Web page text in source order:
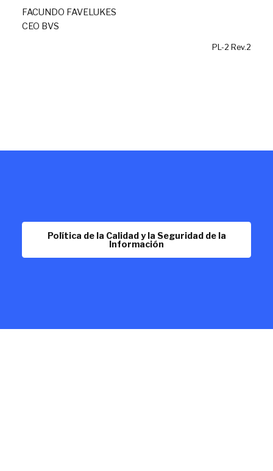
FACUNDO FAVELUKES
CEO BVS
PL-2 Rev.2
Política de la Calidad y la Seguridad de la
Información